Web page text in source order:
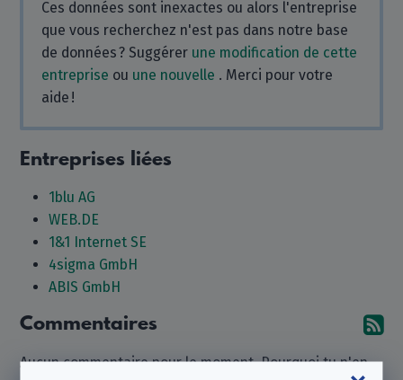
Ces données sont inexactes ou alors l'entreprise
que vous recherchez n'est pas dans notre base
de données ? Suggérer une modification de cette
entreprise ou une nouvelle . Merci pour votre
aide !
Entreprises liées
1blu AG
WEB.DE
1&1 Internet SE
4sigma GmbH
ABIS GmbH
Commentaires
Aucun commentaire pour le moment. Pourquoi tu n'en